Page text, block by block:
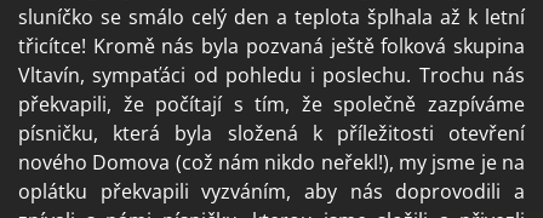
sluníčko se smálo celý den a teplota šplhala až k letní
třicítce! Kromě nás byla pozvaná ještě folková skupina
Vltavín, sympaťáci od pohledu i poslechu. Trochu nás
překvapili, že počítají s tím, že společně zazpíváme
písničku, která byla složená k příležitosti otevření
nového Domova (což nám nikdo neřekl!), my jsme je na
oplátku překvapili vyzváním, aby nás doprovodili a